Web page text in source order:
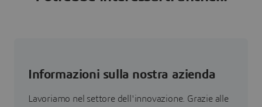
Informazioni sulla nostra azienda
Lavoriamo nel settore dell'innovazione. Grazie alle